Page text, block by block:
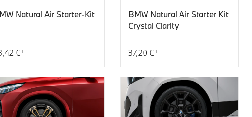
Natural Air Starter-Kit
Preis: 23,42 €
€ 1
BMW Natural Air Starter Kit
Crystal Clarity
Aktueller Preis: 37,20 €
37,20 € 1